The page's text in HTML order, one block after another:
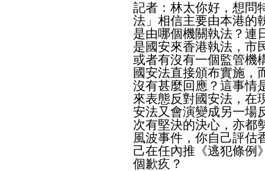
記者：林太你好，想問
法」相信主要由本港的
是由哪個機關執法？連
是國安來香港執法，市
或者有沒有一個監管機
國安法直接頒布實施，
沒有甚麼回應？這事情
來表態反對國安法，在
安法又會演變成另一場
次有堅決的決心，亦都
風波事件，你自己評估
己在任內推《逃犯條例
個歉疚？